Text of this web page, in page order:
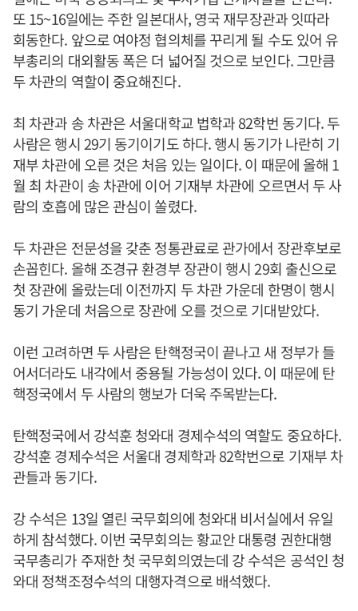
또 15~16일에는 주한 일본대사, 영국 재무장관과 잇따라
회동한다. 앞으로 여야정 협의체를 꾸리게 될 수도 있어 유
부총리의 대외활동 폭은 더 넓어질 것으로 보인다. 그만큼
두 차관의 역할이 중요해진다.
최 차관과 송 차관은 서울대학교 법학과 82학번 동기다. 두
사람은 행시 29기 동기이기도 하다. 행시 동기가 나란히 기
재부 차관에 오른 것은 처음 있는 일이다. 이 때문에 올해 1
월 최 차관이 송 차관에 이어 기재부 차관에 오르면서 두 사
람의 호흡에 많은 관심이 쏠렸다.
두 차관은 전문성을 갖춘 정통관료로 관가에서 장관후보로
손꼽힌다. 올해 조경규 환경부 장관이 행시 29회 출신으로
첫 장관에 올랐는데 이전까지 두 차관 가운데 한명이 행시
동기 가운데 처음으로 장관에 오를 것으로 기대받았다.
이런 고려하면 두 사람은 탄핵정국이 끝나고 새 정부가 들
어서더라도 내각에서 중용될 가능성이 있다. 이 때문에 탄
핵정국에서 두 사람의 행보가 더욱 주목받는다.
탄핵정국에서 강석훈 청와대 경제수석의 역할도 중요하다.
강석훈 경제수석은 서울대 경제학과 82학번으로 기재부 차
관들과 동기다.
강 수석은 13일 열린 국무회의에 청와대 비서실에서 유일
하게 참석했다. 이번 국무회의는 황교안 대통령 권한대행
국무총리가 주재한 첫 국무회의였는데 강 수석은 공석인 청
와대 정책조정수석의 대행자격으로 배석했다.